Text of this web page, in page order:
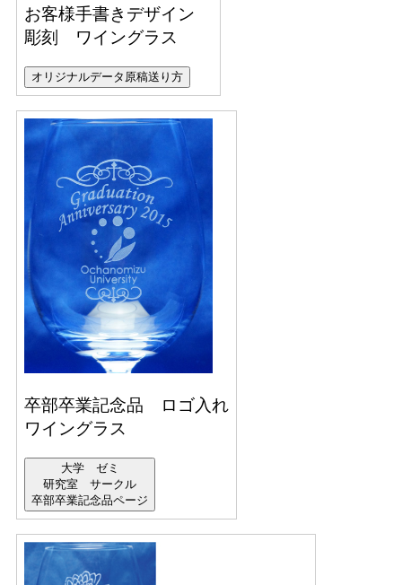
お客様手書きデザイン
彫刻 ワイングラス
オリジナルデータ原稿送り方
卒部卒業記念品 ロゴ入れ
ワイングラス
大学 ゼミ
研究室 サークル
卒部卒業記念品ページ